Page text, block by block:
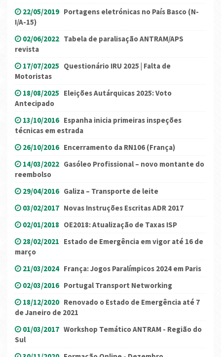
22/05/2019 Portagens eletrónicas no País Basco (N-
I/A-15)
02/06/2022 Tabela de paralisação ANTRAM/APS
revista
17/07/2025 Questionário IRU 2025 | Falta de
Motoristas
18/08/2025 Eleições Autárquicas 2025: Voto
Antecipado
13/10/2016 Espanha inicia primeiras inspeções
técnicas em estrada
26/10/2016 Encerramento da RN106 (França)
14/03/2022 Gasóleo Profissional – novo montante do
reembolso
29/04/2016 Galiza – Transporte de leite
03/02/2017 Novas Instruções Escritas ADR 2017
02/01/2018 OE2018: Atualização de Taxas ISP
28/02/2021 Estado de Emergência em vigor até 16 de
março
21/03/2024 França: Jogos Paralímpicos 2024 em Paris
02/03/2016 Portugal Transport Networking
18/12/2020 Renovado o Estado de Emergência até 7
de Janeiro de 2021
01/03/2017 Workshop Temático ANTRAM - Região do
Sul